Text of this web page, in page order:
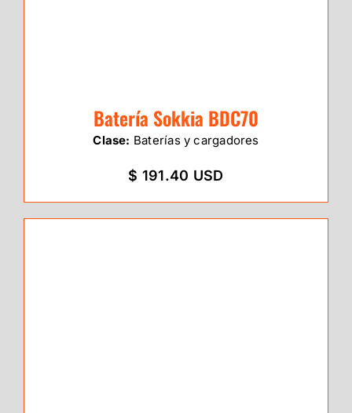
Batería Sokkia BDC70
Clase: Baterías y cargadores
$ 191.40 USD